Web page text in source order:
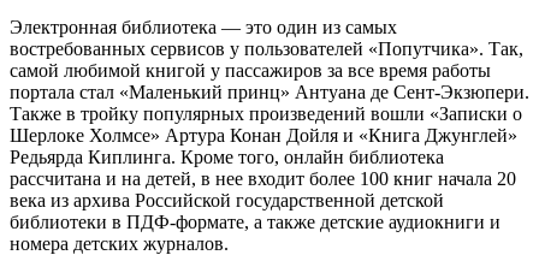
Электронная библиотека — это один из самых
востребованных сервисов у пользователей «Попутчика». Так,
самой любимой книгой у пассажиров за все время работы
портала стал «Маленький принц» Антуана де Сент-Экзюпери.
Также в тройку популярных произведений вошли «Записки о
Шерлоке Холмсе» Артура Конан Дойля и «Книга Джунглей»
Редьярда Киплинга. Кроме того, онлайн библиотека
рассчитана и на детей, в нее входит более 100 книг начала 20
века из архива Российской государственной детской
библиотеки в ПДФ-формате, а также детские аудиокниги и
номера детских журналов.